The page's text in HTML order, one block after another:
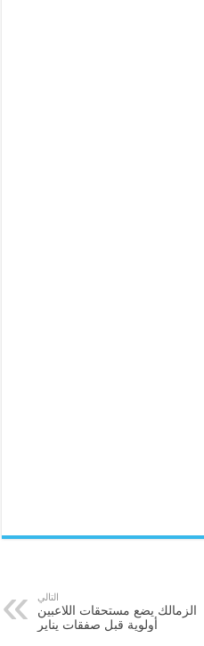
التالي
الزمالك يضع مستحقات اللاعبين
أولوية قبل صفقات يناير